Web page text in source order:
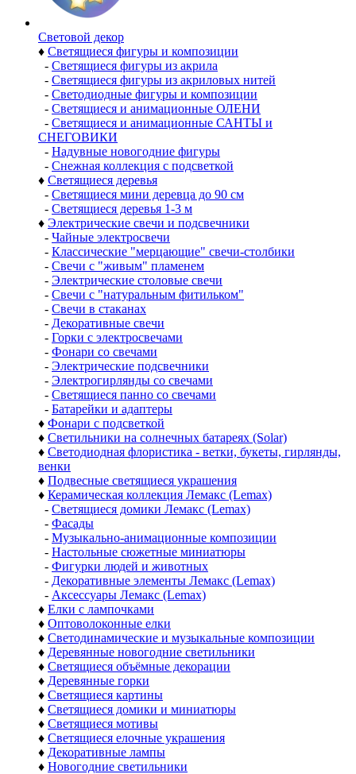
Световой декор
♦ Светящиеся фигуры и композиции
- Светящиеся фигуры из акрила
- Светящиеся фигуры из акриловых нитей
- Светодиодные фигуры и композиции
- Светящиеся и анимационные ОЛЕНИ
- Светящиеся и анимационные САНТЫ и
СНЕГОВИКИ
- Надувные новогодние фигуры
- Снежная коллекция с подсветкой
♦ Светящиеся деревья
- Светящиеся мини деревца до 90 см
- Светящиеся деревья 1-3 м
♦ Электрические свечи и подсвечники
- Чайные электросвечи
- Классические "мерцающие" свечи-столбики
- Свечи с "живым" пламенем
- Электрические столовые свечи
- Свечи с "натуральным фитильком"
- Свечи в стаканах
- Декоративные свечи
- Горки с электросвечами
- Фонари со свечами
- Электрические подсвечники
- Электрогирлянды со свечами
- Светящиеся панно со свечами
- Батарейки и адаптеры
♦ Фонари с подсветкой
♦ Светильники на солнечных батареях (Solar)
♦ Светодиодная флористика - ветки, букеты, гирлянды,
венки
♦ Подвесные светящиеся украшения
♦ Керамическая коллекция Лемакс (Lemax)
- Светящиеся домики Лемакс (Lemax)
- Фасады
- Музыкально-анимационные композиции
- Настольные сюжетные миниатюры
- Фигурки людей и животных
- Декоративные элементы Лемакс (Lemax)
- Аксессуары Лемакс (Lemax)
♦ Елки с лампочками
♦ Оптоволоконные елки
♦ Светодинамические и музыкальные композиции
♦ Деревянные новогодние светильники
♦ Светящиеся объёмные декорации
♦ Деревянные горки
♦ Светящиеся картины
♦ Светящиеся домики и миниатюры
♦ Светящиеся мотивы
♦ Светящиеся елочные украшения
♦ Декоративные лампы
♦ Новогодние светильники